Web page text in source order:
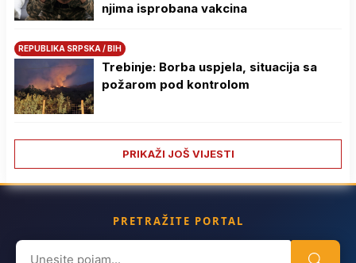
njima isprobana vakcina
REPUBLIKA SRPSKA / BIH
Trebinje: Borba uspjela, situacija sa
požarom pod kontrolom
PRIKAŽI JOŠ VIJESTI
PRETRAŽITE PORTAL
Search